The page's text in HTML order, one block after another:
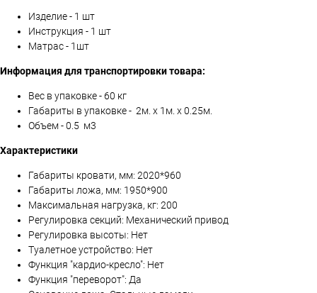
Изделие - 1 шт
Инструкция - 1 шт
Матрас - 1шт
Информация для транспортировки товара:
Вес в упаковке - 60 кг
Габариты в упаковке - 2м. x 1м. x 0.25м.
Объем - 0.5 м3
Характеристики
Габариты кровати, мм: 2020*960
Габариты ложа, мм: 1950*900
Максимальная нагрузка, кг: 200
Регулировка секций: Механический привод
Регулировка высоты: Нет
Туалетное устройство: Нет
Функция "кардио-кресло": Нет
Функция "переворот": Да